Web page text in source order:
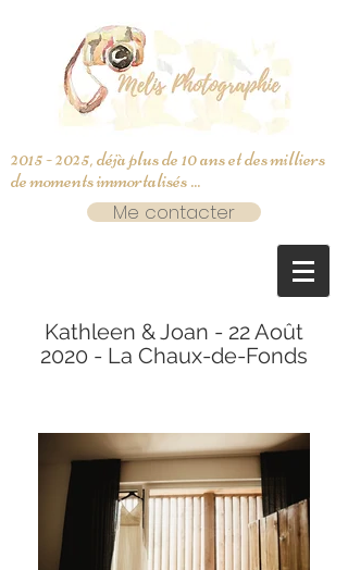
2015 - 2025, déjà plus de 10 ans et des milliers
de moments immortalisés ...
Me contacter
Kathleen & Joan - 22 Août
2020 - La Chaux-de-Fonds